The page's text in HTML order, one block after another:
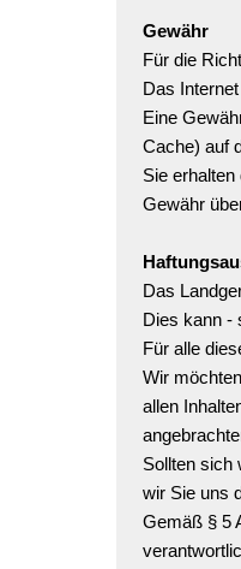
Gewähr
Für die
Das
Eine
Cache) auf
Sie
Gewähr
Das
Dies kann -
Für alle
Wir
allen
Sollten sich
wir Sie uns
Gemäß § 5